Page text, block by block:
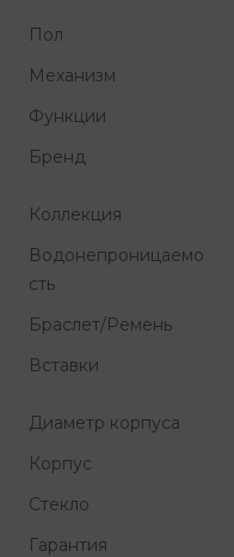
Пол
Механизм
Функции
Бренд
Коллекция
Водонепроницаемо
сть
Браслет/Ремень
Вставки
Диаметр корпуса
Корпус
Стекло
Гарантия